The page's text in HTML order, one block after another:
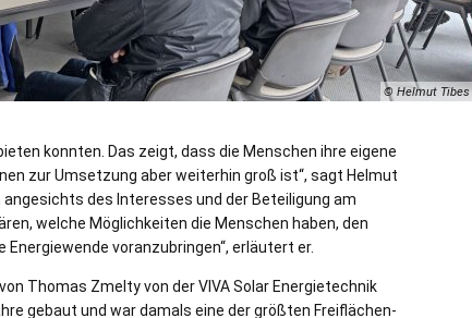
© Helmut Tibes
konnten. Das zeigt, dass die Menschen ihre eigene
zur Umsetzung aber weiterhin groß ist“, sagt Helmut
des Interesses und der Beteiligung am
welche Möglichkeiten die Menschen haben, den
voranzubringen“, erläutert er.
Thomas Zmelty von der VIVA Solar Energietechnik
gebaut und war damals eine der größten Freiflächen-